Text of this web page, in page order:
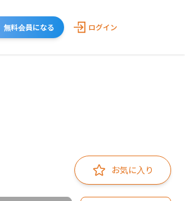
無料会員になる ログイン
お気に入り